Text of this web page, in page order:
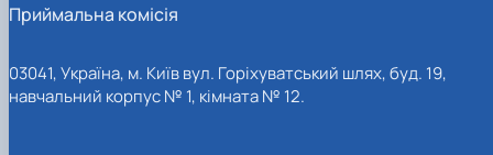
Приймальна комісія
03041, Україна, м. Київ вул. Горіхуватський шлях, буд. 19,
навчальний корпус № 1, кімната № 12.